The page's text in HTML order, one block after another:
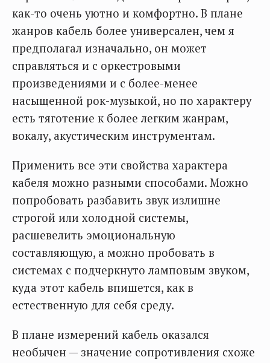
как-то очень уютно и комфортно. В плане
жанров кабель более универсален, чем я
предполагал изначально, он может
справляться и с оркестровыми
произведениями и с более-менее
насыщенной рок-музыкой, но по характеру
есть тяготение к более легким жанрам,
вокалу, акустическим инструментам.
Применить все эти свойства характера
кабеля можно разными способами. Можно
попробовать разбавить звук излишне
строгой или холодной системы,
расшевелить эмоциональную
составляющую, а можно пробовать в
системах с подчеркнуто ламповым звуком,
куда этот кабель впишется, как в
естественную для себя среду.
В плане измерений кабель оказался
необычен — значение сопротивления схоже